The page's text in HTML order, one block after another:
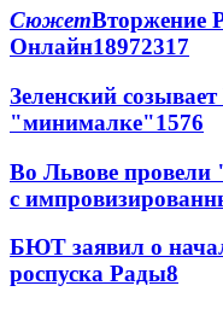
СюжетВторжение
Онлайн18972317
Зеленский
"минималке"1576
Во Львове провели
с
БЮТ заявил о
роспуска Рады8